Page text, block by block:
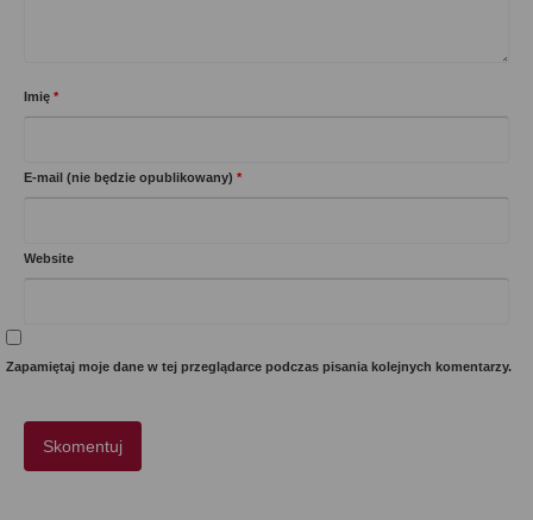
Imię *
E-mail (nie będzie opublikowany) *
Website
Zapamiętaj moje dane w tej przeglądarce podczas pisania kolejnych komentarzy.